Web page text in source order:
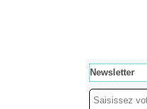
Newsletter